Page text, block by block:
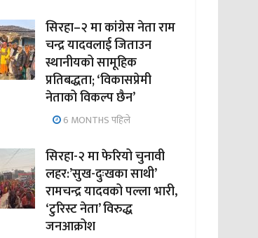
सिरहा–२ मा कांग्रेस नेता राम
चन्द्र यादवलाई जिताउन
स्थानीयको सामूहिक
प्रतिबद्धता; ‘विकासप्रेमी
नेताको विकल्प छैन’
6 MONTHS पहिले
सिरहा-२ मा फेरियो चुनावी
लहर:’सुख-दुःखका साथी’
रामचन्द्र यादवको पल्ला भारी,
‘टुरिस्ट नेता’ विरुद्ध
जनआक्रोश